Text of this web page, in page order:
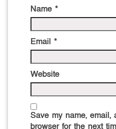
Name *
Email *
Website
Save my name, email,
browser for the next